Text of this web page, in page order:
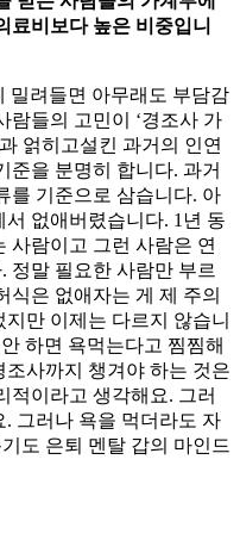
료비보다 높은 비중입니
밀려들면 아무래도 부담감
람들의 고민이 ‘경조사 가
얽히고설킨 과거의 인연
준을 분명히 합니다. 과거
를 기준으로 삼습니다. 아
없애버렸습니다. 1년 동
사람이고 그런 사람은 연
정말 필요한 사람만 부르
식은 없애자는 게 제 주의
만 이제는 다르지 않습니
하면 욕먹는다고 찜찜해
사까지 챙겨야 하는 것은
적이라고 생각해요. 그러
그러나 욕을 먹더라도 자
도 은퇴 멘탈 갑의 마인드